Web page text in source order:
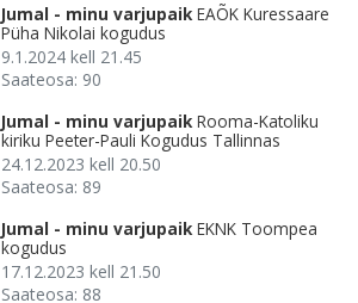
Jumal - minu varjupaik EAÕK Kuressaare
Püha Nikolai kogudus
9.1.2024 kell 21.45
Saateosa: 90
Jumal - minu varjupaik Rooma-Katoliku
kiriku Peeter-Pauli Kogudus Tallinnas
24.12.2023 kell 20.50
Saateosa: 89
Jumal - minu varjupaik EKNK Toompea
kogudus
17.12.2023 kell 21.50
Saateosa: 88